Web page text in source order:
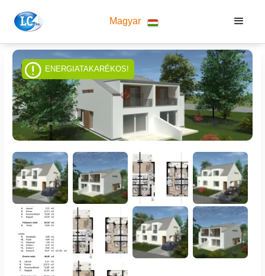
Magyar
ENERGIATAKARÉKOS!